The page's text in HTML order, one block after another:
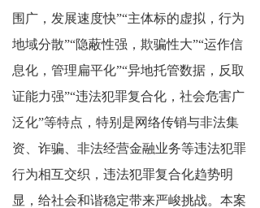
围广，发展速度快”“主体标的虚拟，行为
地域分散”“隐蔽性强，欺骗性大”“运作信
息化，管理扁平化”“异地托管数据，反取
证能力强”“违法犯罪复合化，社会危害广
泛化”等特点，特别是网络传销与非法集
资、诈骗、非法经营金融业务等违法犯罪
行为相互交织，违法犯罪复合化趋势明
显，给社会和谐稳定带来严峻挑战。本案